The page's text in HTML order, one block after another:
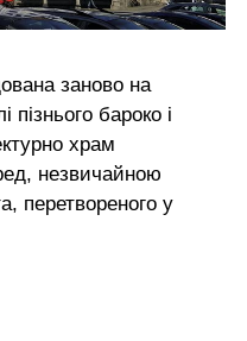
заново на
бароко і
храм
незвичайною
перетвореного у